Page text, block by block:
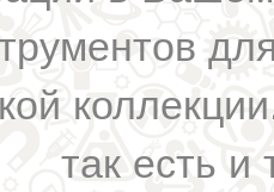
так есть и